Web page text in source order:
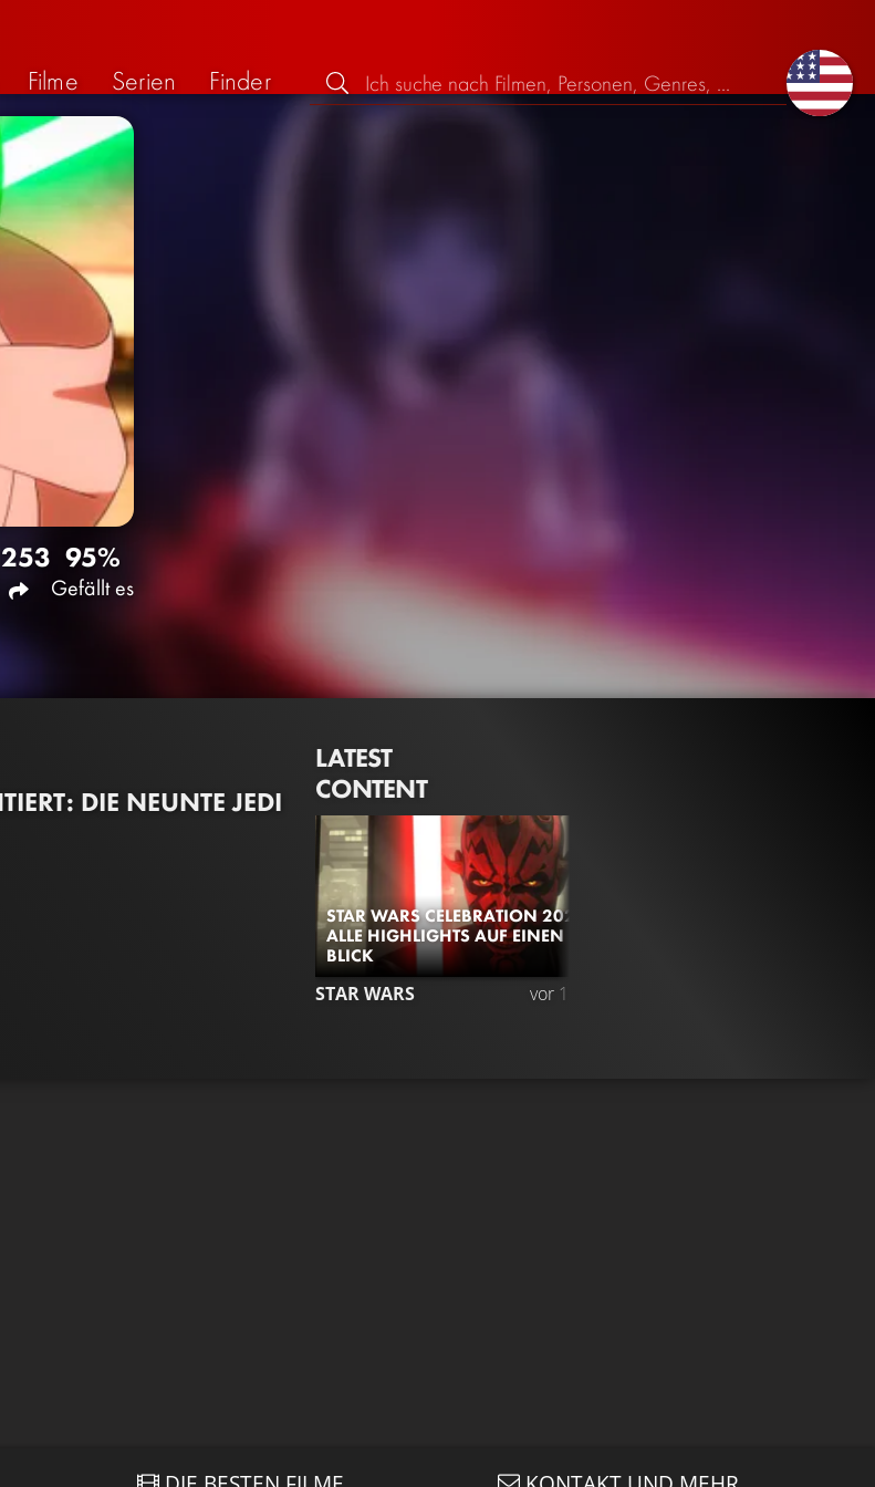
Filme Serien Finder
95%
Gefällt es
DIE NEUNTE JEDI
LATEST
CONTENT
STAR WARS CELEBRATION 2025:
ALLE HIGHLIGHTS AUF EINEN
BLICK
STAR WARS vor 1 Jahr